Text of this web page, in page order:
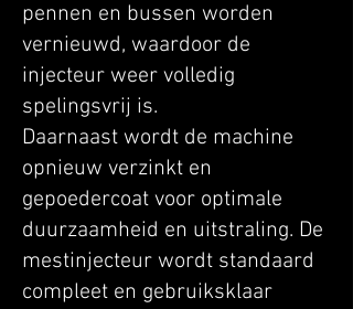
pennen en bussen worden
vernieuwd, waardoor de
injecteur weer volledig
spelingsvrij is.
Daarnaast wordt de machine
opnieuw verzinkt en
gepoedercoat voor optimale
duurzaamheid en uitstraling. De
mestinjecteur wordt standaard
compleet en gebruiksklaar